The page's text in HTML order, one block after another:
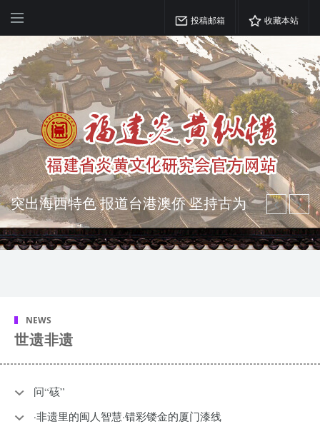
投稿邮箱 收藏本站
突出海西特色 报道台港澳侨 坚持古为
今用 力求雅俗共赏
弘扬优秀文化 振奋民族精神 介绍民族
NEWS
世遗非遗
问“硋”
·非遗里的闽人智慧·错彩镂金的厦门漆线